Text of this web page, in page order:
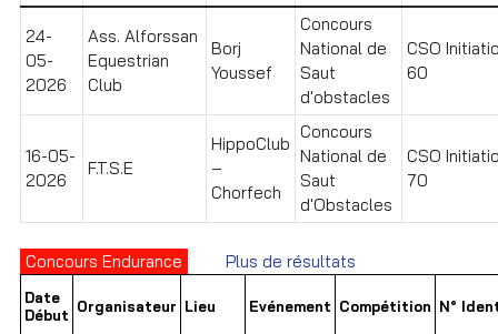
24-
05-
2026
Ass. Alforssan
Equestrian
Club
Borj
Youssef
Concours
National de
Saut
d'obstacles
CSO
60
16-05-
2026
F.T.S.E
HippoClub
–
Chorfech
Concours
National de
Saut
d'Obstacles
CSO
70
Concours Endurance Plus de résultats
Date
Début Organisateur Lieu Evénement Compétition N°